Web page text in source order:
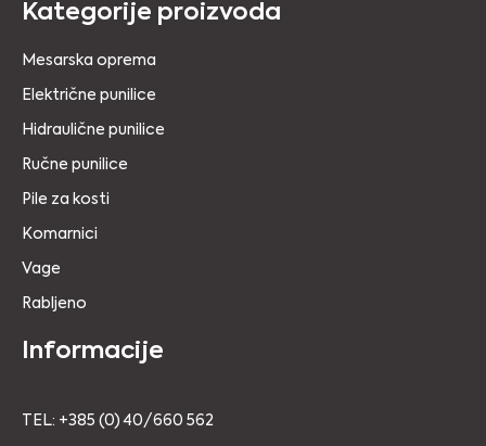
Kategorije proizvoda
Mesarska oprema
Električne punilice
Hidraulične punilice
Ručne punilice
Pile za kosti
Komarnici
Vage
Rabljeno
Informacije
TEL: +385 (0) 40/660 562